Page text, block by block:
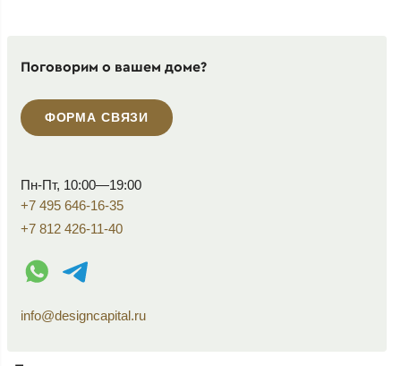
Поговорим о вашем доме?
ФОРМА СВЯЗИ
Пн-Пт, 10:00—19:00
+7 495 646-16-35
+7 812 426-11-40
WhatsApp контакт
Telegram контакт
info@designcapital.ru